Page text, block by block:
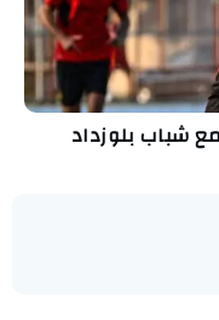
شباب بلوزداد